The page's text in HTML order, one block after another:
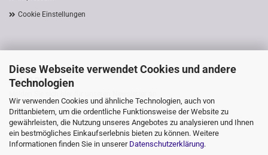
Diese Webseite verwendet Cookies und andere
Technologien
Wir verwenden Cookies und ähnliche Technologien, auch von
Drittanbietern, um die ordentliche Funktionsweise der Website zu
gewährleisten, die Nutzung unseres Angebotes zu analysieren und Ihnen
ein bestmögliches Einkaufserlebnis bieten zu können. Weitere
Informationen finden Sie in unserer Datenschutzerklärung.
Cookie Einstellungen
ANMELDEN
Registrierung am Shop